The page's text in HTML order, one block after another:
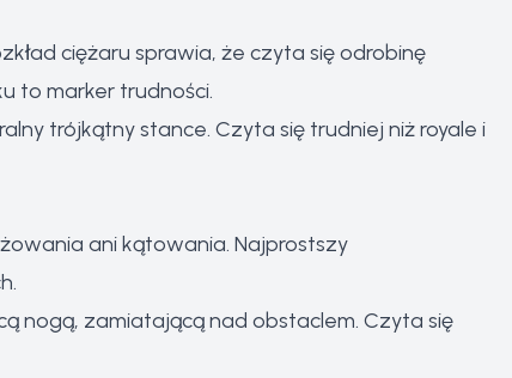
ciężaru sprawia, że czyta się odrobinę
to marker trudności.
trójkątny stance. Czyta się trudniej niż royale i
ani kątowania. Najprostszy
nogą, zamiatającą nad obstaclem. Czyta się